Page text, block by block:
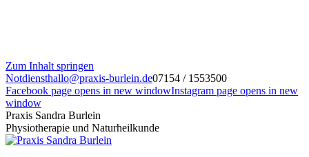
Zum Inhalt springen
Notdiensthallo@praxis-burlein.de07154 / 1553500
Facebook page opens in new windowInstagram page opens in new
window
Praxis Sandra Burlein
Physiotherapie und Naturheilkunde